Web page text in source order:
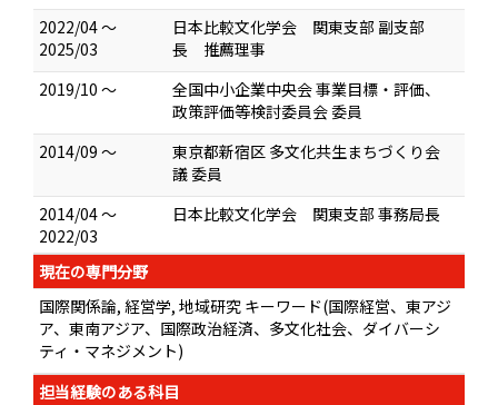
2022/04 ～
2025/03
日本比較文化学会 関東支部 副支部
長 推薦理事
2019/10 ～
全国中小企業中央会 事業目標・評価、
政策評価等検討委員会 委員
2014/09 ～
東京都新宿区 多文化共生まちづくり会
議 委員
2014/04 ～
2022/03
日本比較文化学会 関東支部 事務局長
現在の専門分野
国際関係論, 経営学, 地域研究 キーワード(国際経営、東アジ
ア、東南アジア、国際政治経済、多文化社会、ダイバーシ
ティ・マネジメント)
担当経験のある科目